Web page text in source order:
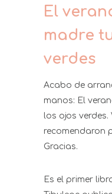
El
madre
verdes
Acabo de
manos: El
los ojos verdes.
recomendaron
Gracias.
Es el primer